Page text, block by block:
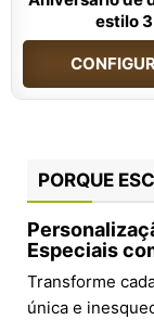
estilo 3
PORQUE
Especiais
Transforme
única e